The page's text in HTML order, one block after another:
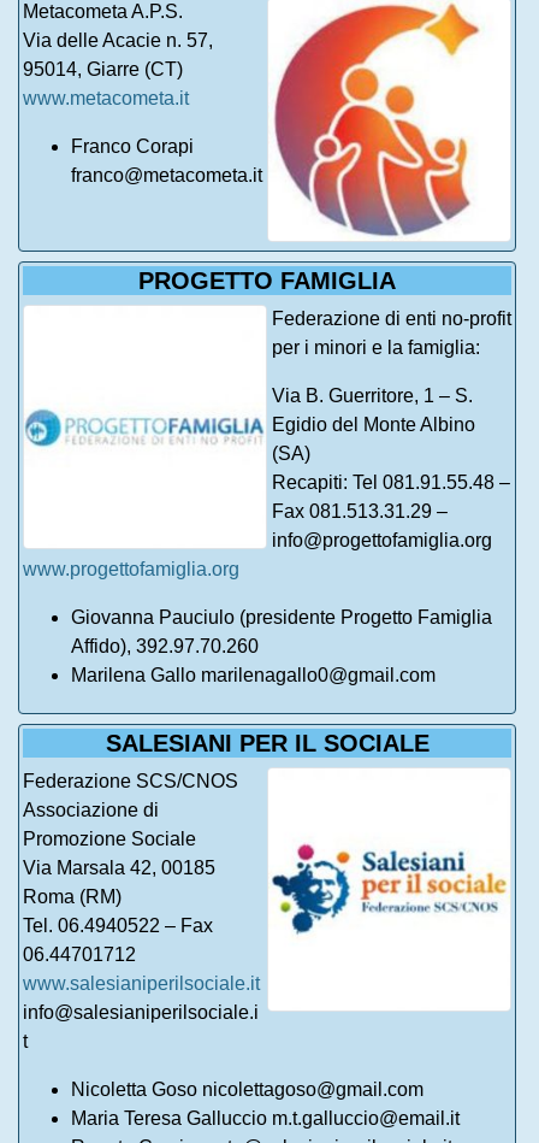
Metacometa A.P.S.
Via delle Acacie n. 57,
95014, Giarre (CT)
www.metacometa.it
Franco Corapi
franco@metacometa.it
PROGETTO FAMIGLIA
Federazione di enti no-profit
per i minori e la famiglia:
Via B. Guerritore, 1 – S.
Egidio del Monte Albino
(SA)
Recapiti: Tel 081.91.55.48 –
Fax 081.513.31.29 –
info@progettofamiglia.org
www.progettofamiglia.org
Giovanna Pauciulo (presidente Progetto Famiglia
Affido), 392.97.70.260
Marilena Gallo marilenagallo0@gmail.com
SALESIANI PER IL SOCIALE
Federazione SCS/CNOS
Associazione di
Promozione Sociale
Via Marsala 42, 00185
Roma (RM)
Tel. 06.4940522 – Fax
06.44701712
www.salesianiperilsociale.it
info@salesianiperilsociale.i
t
Nicoletta Goso nicolettagoso@gmail.com
Maria Teresa Galluccio m.t.galluccio@email.it